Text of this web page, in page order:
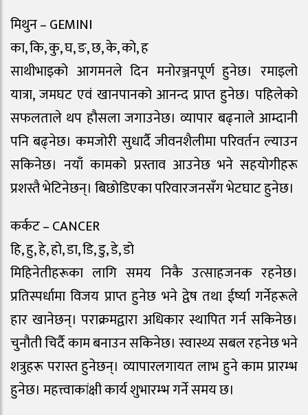
मिथुन – GEMINI
का, कि, कु, घ, ङ, छ, के, को, ह
साथीभाइको आगमनले दिन मनोरञ्जनपूर्ण हुनेछ। रमाइलो
यात्रा, जमघट एवं खानपानको आनन्द प्राप्त हुनेछ। पहिलेको
सफलताले थप हौसला जगाउनेछ। व्यापार बढ्नाले आम्दानी
पनि बढ्नेछ। कमजोरी सुधार्दै जीवनशैलीमा परिवर्तन ल्याउन
सकिनेछ। नयाँ कामको प्रस्ताव आउनेछ भने सहयोगीहरू
प्रशस्तै भेटिनेछन्। बिछोडिएका परिवारजनसँग भेटघाट हुनेछ।
कर्कट – CANCER
हि, हु, हे, हो, डा, डि, डु, डे, डो
मिहिनेतीहरूका लागि समय निकै उत्साहजनक रहनेछ।
प्रतिस्पर्धामा विजय प्राप्त हुनेछ भने द्वेष तथा ईर्ष्या गर्नेहरूले
हार खानेछन्। पराक्रमद्वारा अधिकार स्थापित गर्न सकिनेछ।
चुनौती चिर्दै काम बनाउन सकिनेछ। स्वास्थ्य सबल रहनेछ भने
शत्रुहरू परास्त हुनेछन्। व्यापारलगायत लाभ हुने काम प्रारम्भ
हुनेछ। महत्त्वाकांक्षी कार्य शुभारम्भ गर्ने समय छ।